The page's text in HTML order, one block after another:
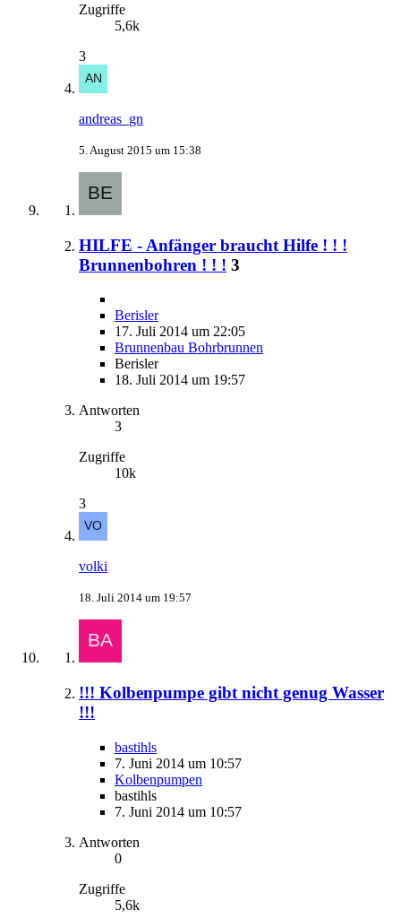
Zugriffe
5,6k
3
andreas_gn
5. August 2015 um 15:38
HILFE - Anfänger braucht Hilfe ! ! !
Brunnenbohren ! ! ! 3
Berisler
17. Juli 2014 um 22:05
Brunnenbau Bohrbrunnen
Berisler
18. Juli 2014 um 19:57
Antworten
3
Zugriffe
10k
3
volki
18. Juli 2014 um 19:57
!!! Kolbenpumpe gibt nicht genug Wasser
!!!
bastihls
7. Juni 2014 um 10:57
Kolbenpumpen
bastihls
7. Juni 2014 um 10:57
Antworten
0
Zugriffe
5,6k